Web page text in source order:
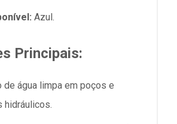
Azul.
Principais:
de água limpa em poços e
hidráulicos.